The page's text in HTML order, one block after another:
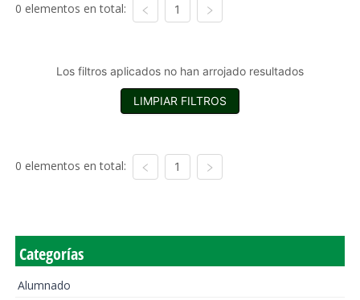
0 elementos en total: 1
Los filtros aplicados no han arrojado resultados
LIMPIAR FILTROS
0 elementos en total: 1
Categorías
Alumnado